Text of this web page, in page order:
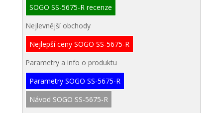
SOGO SS-5675-R recenze
Nejlevnější obchody
Nejlepší ceny SOGO SS-5675-R
Parametry a info o produktu
Parametry SOGO SS-5675-R
Návod SOGO SS-5675-R